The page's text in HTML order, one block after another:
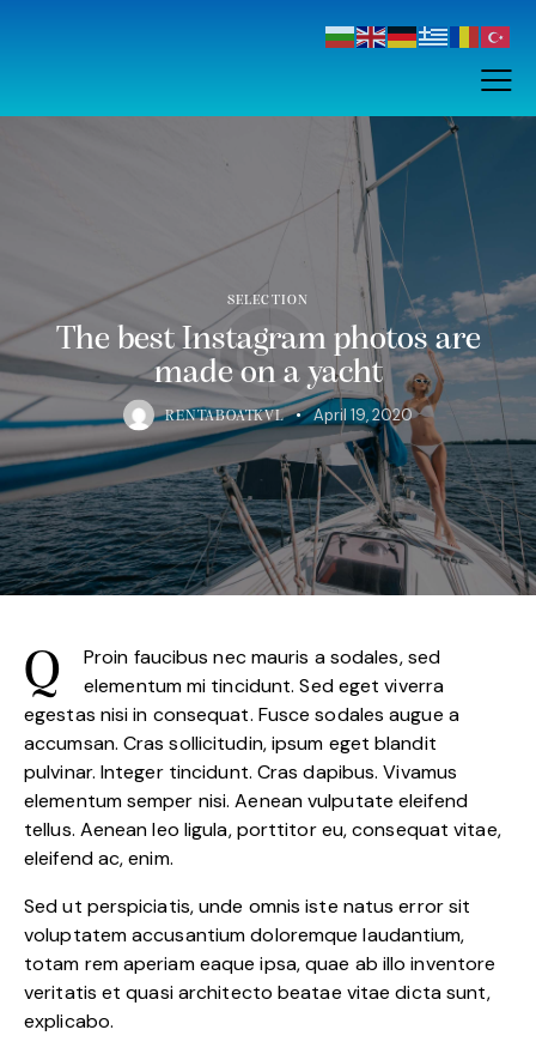
SELECTION
The best Instagram photos are
made on a yacht
RENTABOATKVL April 19, 2020
Q
Proin faucibus nec mauris a sodales, sed
elementum mi tincidunt. Sed eget viverra
egestas nisi in consequat. Fusce sodales augue a
accumsan. Cras sollicitudin, ipsum eget blandit
pulvinar. Integer tincidunt. Cras dapibus. Vivamus
elementum semper nisi. Aenean vulputate eleifend
tellus. Aenean leo ligula, porttitor eu, consequat vitae,
eleifend ac, enim.
Sed ut perspiciatis, unde omnis iste natus error sit
voluptatem accusantium doloremque laudantium,
totam rem aperiam eaque ipsa, quae ab illo inventore
veritatis et quasi architecto beatae vitae dicta sunt,
explicabo.